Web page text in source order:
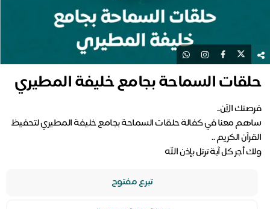
حلقات السماحة بجامع خليفة المطيري
ساهم معنا في كفالة حلقات السماحة بجامع خليفة المطيري لتحفيظ
ولك أجر كل آية ترتل بإذن الله
تبرع مفتوح